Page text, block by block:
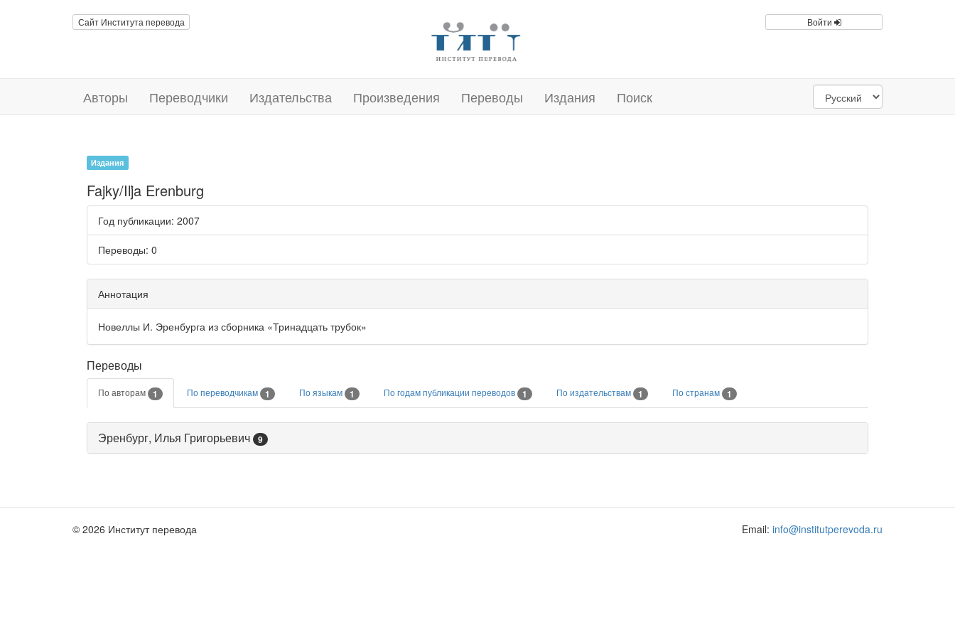
Сайт Института перевода Войти
Авторы Переводчики Издательства Произведения Переводы Издания Поиск
Издания
Fajky/Iľja Erenburg
Год публикации: 2007
Переводы: 0
Аннотация
Новеллы И. Эренбурга из сборника «Тринадцать трубок»
Переводы
По авторам 1 По переводчикам 1 По языкам 1 По годам публикации переводов 1 По издательствам 1 По странам 1
Эренбург, Илья Григорьевич 9
© 2026 Институт перевода Email: info@institutperevoda.ru